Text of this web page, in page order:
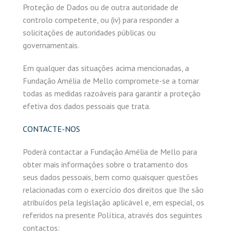
Proteção de Dados ou de outra autoridade de
controlo competente, ou (iv) para responder a
solicitações de autoridades públicas ou
governamentais.
Em qualquer das situações acima mencionadas, a
Fundação Amélia de Mello compromete-se a tomar
todas as medidas razoáveis para garantir a proteção
efetiva dos dados pessoais que trata.
CONTACTE-NOS
Poderá contactar a Fundação Amélia de Mello para
obter mais informações sobre o tratamento dos
seus dados pessoais, bem como quaisquer questões
relacionadas com o exercício dos direitos que lhe são
atribuídos pela legislação aplicável e, em especial, os
referidos na presente Política, através dos seguintes
contactos: